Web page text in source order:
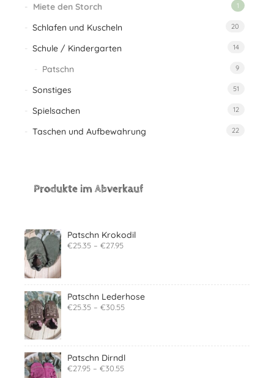
Miete den Storch 1
Schlafen und Kuscheln 20
Schule / Kindergarten 14
Patschn 9
Sonstiges 51
Spielsachen 12
Taschen und Aufbewahrung 22
Produkte im Abverkauf
Patschn Krokodil
€25.35 – €27.95
Patschn Lederhose
€25.35 – €30.55
Patschn Dirndl
€27.95 – €30.55